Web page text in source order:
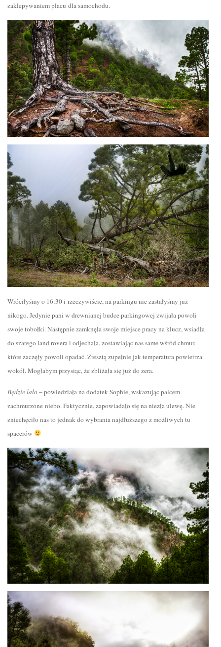
zaklepywaniem placu dla samochodu.
Wróciłyśmy o 16:30 i rzeczywiście, na parkingu nie zastałyśmy już
nikogo. Jedynie pani w drewnianej budce parkingowej zwijała powoli
swoje tobołki. Następnie zamknęła swoje miejsce pracy na klucz, wsiadła
do szarego land rovera i odjechała, zostawiając nas same wśród chmur,
które zaczęły powoli opadać. Zresztą zupełnie jak temperatura powietrza
wokół. Mogłabym przysiąc, że zbliżała się już do zera.
Będzie lało – powiedziała na dodatek Sophie, wskazując palcem
zachmurzone niebo. Faktycznie, zapowiadało się na niezła ulewę. Nie
zniechęciło nas to jednak do wybrania najdłuższego z możliwych tu
spacerów